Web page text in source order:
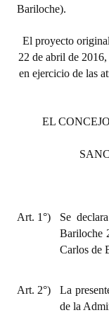
Bariloche).
El proyecto
22 de abril de
en ejercicio de las
EL
Art. 1°)
Se
Bariloche
Carlos de
Art. 2°)
La
de la